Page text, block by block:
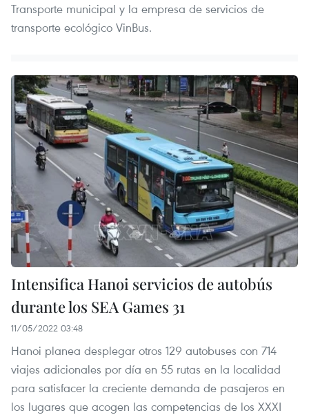
Transporte municipal y la empresa de servicios de
transporte ecológico VinBus.
Intensifica Hanoi servicios de autobús
durante los SEA Games 31
11/05/2022 03:48
Hanoi planea desplegar otros 129 autobuses con 714
viajes adicionales por día en 55 rutas en la localidad
para satisfacer la creciente demanda de pasajeros en
los lugares que acogen las competencias de los XXXI